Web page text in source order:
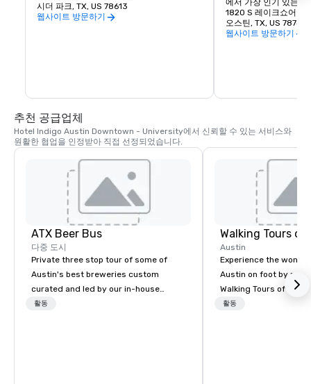
시더 파크, TX, US 78613
웹사이트 방문하기
1820 S 레이크쇼어 블
오스틴, TX, US 78741
웹사이트 방문하기
추천 공급업체
Hotel Indigo Austin Downtown - University에서 신뢰할 수 있는 서비스와
원활한 협업을 인정받아 직접 선정되었습니다.
ATX Beer Bus
다중 도시
Private three stop tour of some of
Austin's best breweries custom
curated and led by our in-house
Certified Cicerone (beer sommelier).
활동
Walking Tours of
Austin
Experience the
Austin on foot by
Walking Tours of
guides are more
활동